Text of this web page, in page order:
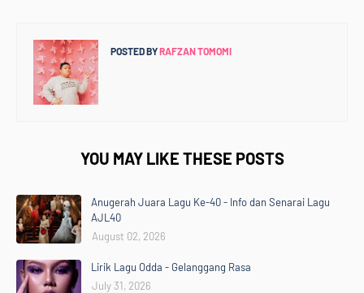
POSTED BYRAFZAN TOMOMI
YOU MAY LIKE THESE POSTS
Anugerah Juara Lagu Ke-40 - Info dan Senarai Lagu
AJL40
August 02, 2026
Lirik Lagu Odda - Gelanggang Rasa
July 31, 2026